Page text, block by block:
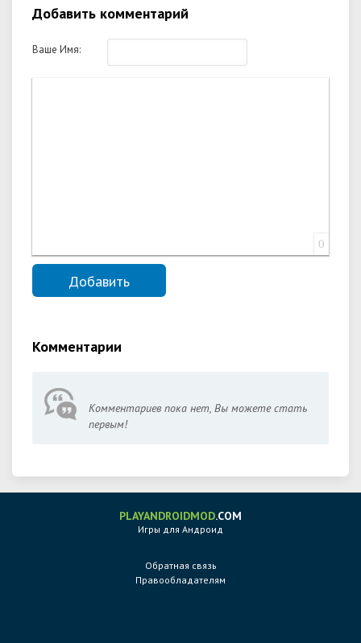
Добавить комментарий
Ваше Имя:
0
Комментарии
Комментариев пока нет, Вы можете стать
первым!
PLAYANDROIDMOD.COM
Игры для Андроид
Обратная связь
Правообладателям